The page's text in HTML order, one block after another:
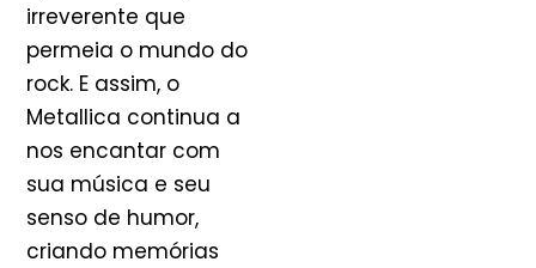
irreverente que
permeia o mundo do
rock. E assim, o
Metallica continua a
nos encantar com
sua música e seu
senso de humor,
criando memórias